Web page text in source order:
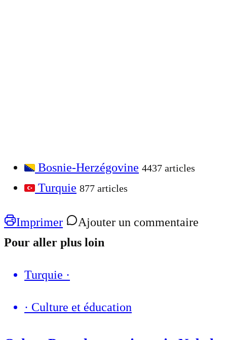
Bosnie-Herzégovine 4437 articles
Turquie 877 articles
Imprimer
Ajouter un commentaire
Pour aller plus loin
Turquie ·
· Culture et éducation